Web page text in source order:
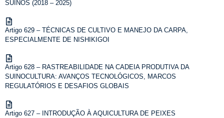
SUÍNOS (2018 – 2025)
Artigo 629 – TÉCNICAS DE CULTIVO E MANEJO DA CARPA,
ESPECIALMENTE DE NISHIKIGOI
Artigo 628 – RASTREABILIDADE NA CADEIA PRODUTIVA DA
SUINOCULTURA: AVANÇOS TECNOLÓGICOS, MARCOS
REGULATÓRIOS E DESAFIOS GLOBAIS
Artigo 627 – INTRODUÇÃO À AQUICULTURA DE PEIXES